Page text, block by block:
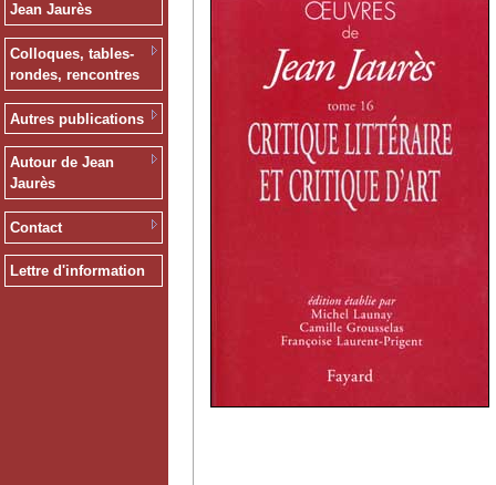
Jean Jaurès
Colloques, tables-
rondes, rencontres
Autres publications
Autour de Jean
Jaurès
Contact
Lettre d'information